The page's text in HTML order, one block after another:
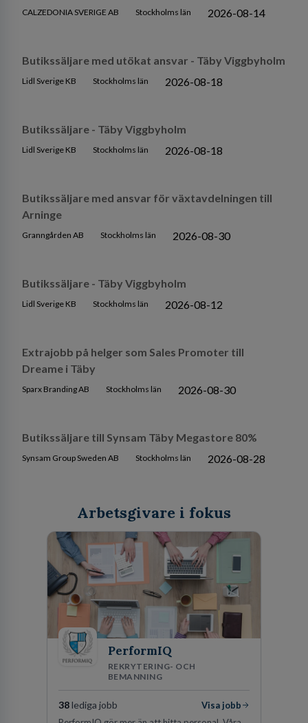
CALZEDONIA SVERIGE AB Stockholms län 2026-08-14
Butikssäljare med utökat ansvar - Täby Viggbyholm
Lidl Sverige KB Stockholms län 2026-08-18
Butikssäljare - Täby Viggbyholm
Lidl Sverige KB Stockholms län 2026-08-18
Butikssäljare med ansvar för växtavdelningen till
Arninge
Granngården AB Stockholms län 2026-08-30
Butikssäljare - Täby Viggbyholm
Lidl Sverige KB Stockholms län 2026-08-12
Extrajobb på helger som Sales Promoter till
Dreame i Täby
Sparx Branding AB Stockholms län 2026-08-30
Butikssäljare till Synsam Täby Megastore 80%
Synsam Group Sweden AB Stockholms län 2026-08-28
Arbetsgivare i fokus
PerformIQ
REKRYTERING- OCH
BEMANNING
38lediga jobb
Visa jobb